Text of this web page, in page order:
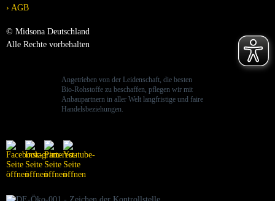
AGB
© Midsona Deutschland
Alle Rechte vorbehalten
Angetrieben von der Leidenschaft, die besten
Bio-Rohstoffe zu beschaffen, pflegen wir mit
Anbaupartnern in aller Welt langfristige und faire
Handelsbeziehungen.